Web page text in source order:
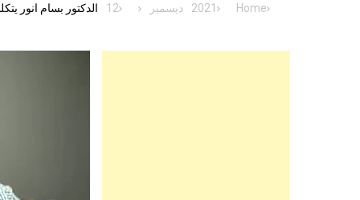
Home
2021 ديسمبر 12 الدكتور بسام انور